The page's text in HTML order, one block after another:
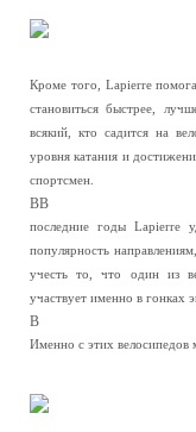
Кроме того, Lapierre
становиться быстрее,
всякий, кто садится на
уровня катания и
спортсмен.
ВВ
последние годы Lapierre
популярность
учесть то, что один из
участвует именно в гонках
В
Именно с этих велосипедов